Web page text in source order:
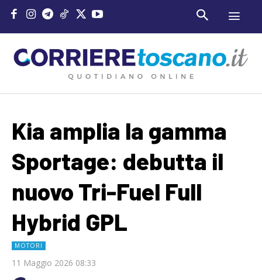
Kia amplia la gamma
Sportage: debutta il
nuovo Tri-Fuel Full
Hybrid GPL
MOTORI
11 Maggio 2026 08:33